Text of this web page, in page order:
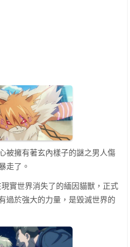
被擁有著玄內樣子的謎之男人傷
走了。
現實世界消失了的緬因貓獸，正式
過於強大的力量，是毀滅世界的